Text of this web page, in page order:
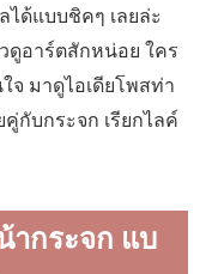
ได้แบบชิคๆ เลยล่ะ
ดูอาร์ตสักหน่อย ใคร
จ มาดูไอเดียโพสท่า
กับกระจก เรียกไลค์
ากระจก แบ